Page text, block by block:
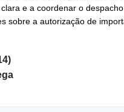
e a coordenar o
sobre a autorização de